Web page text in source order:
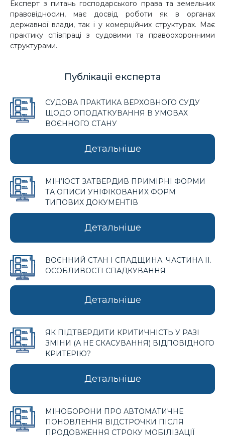
Експерт з питань господарського права та земельних
правовідносин, має досвід роботи як в органах
державної влади, так і у комерційних структурах. Має
практику співпраці з судовими та правоохоронними
структурами.
Публікації експерта
СУДОВА ПРАКТИКА ВЕРХОВНОГО СУДУ
ЩОДО ОПОДАТКУВАННЯ В УМОВАХ
ВОЄННОГО СТАНУ
Детальніше
МІН’ЮСТ ЗАТВЕРДИВ ПРИМІРНІ ФОРМИ
ТА ОПИСИ УНІФІКОВАНИХ ФОРМ
ТИПОВИХ ДОКУМЕНТІВ
Детальніше
ВОЄННИЙ СТАН І СПАДЩИНА. ЧАСТИНА ІІ.
ОСОБЛИВОСТІ СПАДКУВАННЯ
Детальніше
ЯК ПІДТВЕРДИТИ КРИТИЧНІСТЬ У РАЗІ
ЗМІНИ (А НЕ СКАСУВАННЯ) ВІДПОВІДНОГО
КРИТЕРІЮ?
Детальніше
МІНОБОРОНИ ПРО АВТОМАТИЧНЕ
ПОНОВЛЕННЯ ВІДСТРОЧКИ ПІСЛЯ
ПРОДОВЖЕННЯ СТРОКУ МОБІЛІЗАЦІЇ